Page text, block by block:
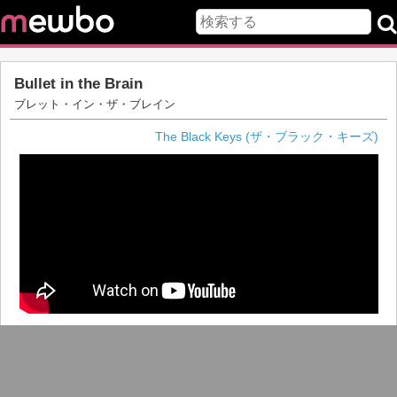
Bullet in the Brain
ブレット・イン・ザ・ブレイン
The Black Keys (ザ・ブラック・キーズ)